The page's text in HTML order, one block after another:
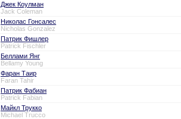
Джек Коулман
Jack Coleman
Николас Гонсалес
Nicholas Gonzalez
Патрик Фишлер
Patrick Fischler
Беллами Янг
Bellamy Young
Фаран Таир
Faran Tahir
Патрик Фабиан
Patrick Fabian
Майкл Трукко
Michael Trucco